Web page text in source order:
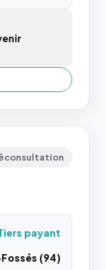
payant
(94)